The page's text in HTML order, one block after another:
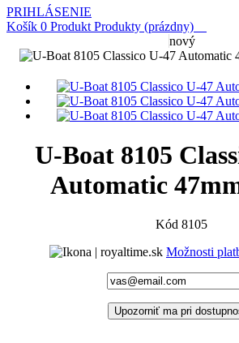
PRIHLÁSENIE
Košík 0 Produkt Produkty (prázdny)
nový
U-Boat 8105
Automatic
Kód 8105
Možnosti
Upozorniť ma pri